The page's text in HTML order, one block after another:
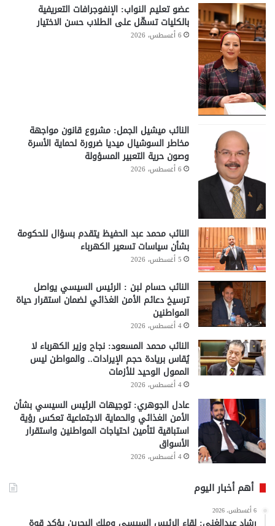
عضو تعليم النواب: الإنفوجرافات التعريفية
بالكليات تسهّل على الطلاب حسن الاختيار
6 أغسطس، 2026
النائب ميشيل الجمل: مشروع قانون مواجهة
مخاطر السوشيال ميديا ضرورة لحماية الأسرة
وصون حرية التعبير المسؤولة
6 أغسطس، 2026
النائب محمد عبد الحفيظ يتقدم بسؤال للحكومة
بشأن سياسات تسعير الكهرباء
5 أغسطس، 2026
النائب حسام لبن : الرئيس السيسي يواصل
ترسيخ دعائم الأمن الغذائي لضمان استقرار حياة
المواطنين
4 أغسطس، 2026
النائب محمد المسعود: نجاح وزير الكهرباء لا
يُقاس بريادة حجم الإيرادات.. والمواطن ليس
الممول الوحيد للأزمات
4 أغسطس، 2026
عادل الجوهري: توجيهات الرئيس السيسي بشأن
الأمن الغذائي والحماية الاجتماعية تعكس رؤية
استباقية لتأمين احتياجات المواطنين واستقرار
الأسواق
4 أغسطس، 2026
أهم أخبار اليوم
6 أغسطس، 2026